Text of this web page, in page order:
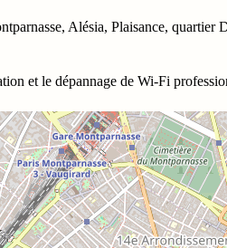
Alésia, Plaisance,
et le dépannage de Wi-Fi